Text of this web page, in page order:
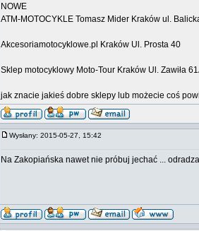
NOWE
ATM-MOTOCYKLE Tomasz Mider Kraków ul.
Akcesoriamotocyklowe.pl Kraków Ul. Prosta 40
Sklep motocyklowy Moto-Tour Kraków Ul. Zawiła
jak znacie jakieś dobre sklepy lub możecie coś
Wysłany: 2015-05-27, 15:42
Na Zakopiańska nawet nie próbuj jechać ...